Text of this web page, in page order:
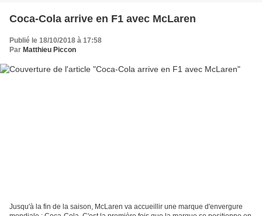
Coca-Cola arrive en F1 avec McLaren
Publié le 18/10/2018 à 17:58
Par Matthieu Piccon
Jusqu'à la fin de la saison, McLaren va accueillir une marque d'envergure